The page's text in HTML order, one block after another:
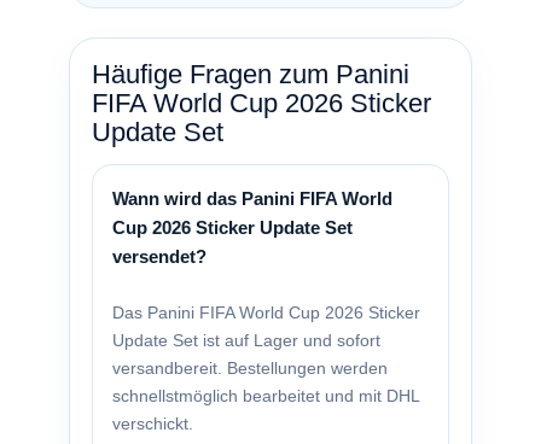
Häufige Fragen zum Panini
FIFA World Cup 2026 Sticker
Update Set
Wann wird das Panini FIFA World
Cup 2026 Sticker Update Set
versendet?
Das Panini FIFA World Cup 2026 Sticker
Update Set ist auf Lager und sofort
versandbereit. Bestellungen werden
schnellstmöglich bearbeitet und mit DHL
verschickt.